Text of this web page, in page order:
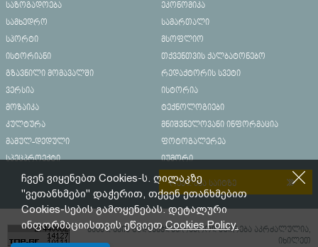
საზოგადოება
ეკონომიკა
სამხედრო
სამართალი
სპორტი
მსოფლიო
ისტორიანი
თქვენთვის ქალბატონებო
გზავნილი მომავალში
რედაქტორის სვეტი
ვერსია
ისტორია
მოზაიკა
ტექნოლოგიები
კულტურა
მნიშვნელოვანი ინფორმაცია
მამულ-დედული
ფოტოგალერეა
სპეცპროექტი
იუმორი
რეკლამა საიტზე
მასალების გადაბეჭდვა/რეპროდუცირება აკრძალულია,
იხილეთ
ჩვენ ვიყენებთ Cookies-ს. ღილაკზე
"ვეთანხმები" დაჭერით, თქვენ ეთანხმებით
Cookies-სების გამოყენებას. დეტალური
ინფორმაციისთვის ეწვიეთCookies Policy.